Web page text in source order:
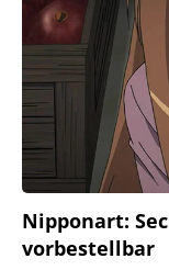
Nipponart:
vorbestellbar